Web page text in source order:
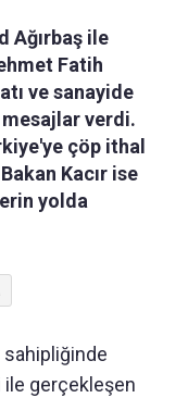
Ağırbaş ile
Fatih
ve sanayide
verdi.
çöp ithal
Kacır ise
yolda
sahipliğinde
ile gerçekleşen